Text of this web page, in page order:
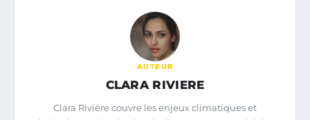
AUTEUR
CLARA RIVIERE
Clara Rivière couvre les enjeux climatiques et